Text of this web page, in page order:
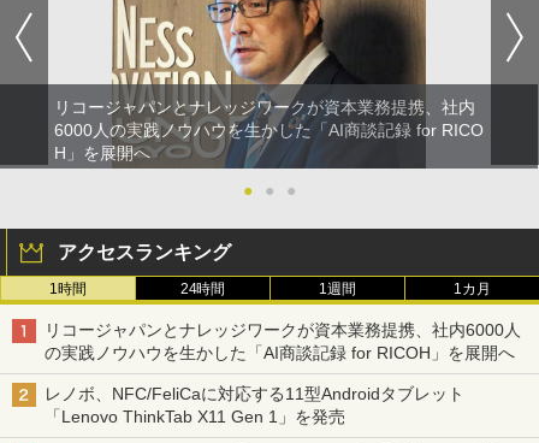
リコージャパンとナレッジワークが資本業務提携、社内
6000人の実践ノウハウを生かした「AI商談記録 for RICO
H」を展開へ
●
● ●
アクセスランキング
1時間 24時間 1週間 1カ月
リコージャパンとナレッジワークが資本業務提携、社内6000人
の実践ノウハウを生かした「AI商談記録 for RICOH」を展開へ
レノボ、NFC/FeliCaに対応する11型Androidタブレット
「Lenovo ThinkTab X11 Gen 1」を発売